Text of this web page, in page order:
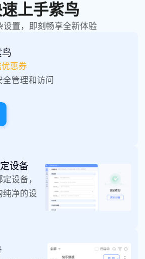
上手紫鸟
设置，即刻畅享全新体验
惠券
管理和访问
设备
设备，
纯净的设